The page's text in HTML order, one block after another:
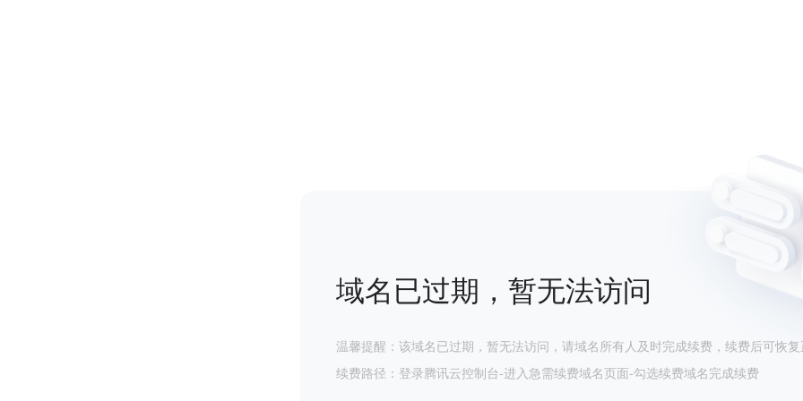
域名已过期，暂无法访问
温馨提醒：该域名已过期，暂无法访问，请域名所有人及时完成续费，续费后可恢复
续费路径：登录腾讯云控制台-进入急需续费域名页面-勾选续费域名完成续费